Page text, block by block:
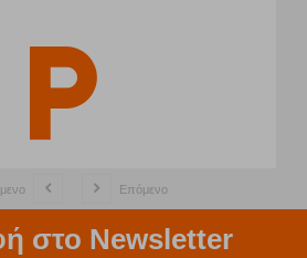
Επόμενο
στο Newsletter